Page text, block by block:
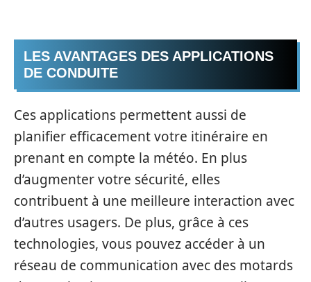
LES AVANTAGES DES APPLICATIONS
DE CONDUITE
Ces applications permettent aussi de
planifier efficacement votre itinéraire en
prenant en compte la météo. En plus
d’augmenter votre sécurité, elles
contribuent à une meilleure interaction avec
d’autres usagers. De plus, grâce à ces
technologies, vous pouvez accéder à un
réseau de communication avec des motards